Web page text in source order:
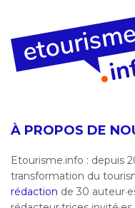
À PROPOS DE
Etourisme.info : depuis
transformation du
rédaction de 30